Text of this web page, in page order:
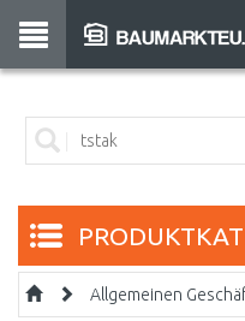
Allgemeinen